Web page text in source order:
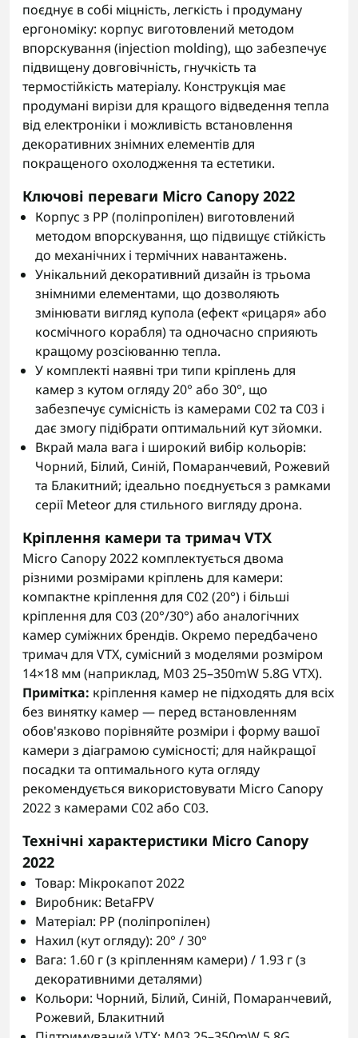
поєднує в собі міцність, легкість і продуману
ергономіку: корпус виготовлений методом
впорскування (injection molding), що забезпечує
підвищену довговічність, гнучкість та
термостійкість матеріалу. Конструкція має
продумані вирізи для кращого відведення тепла
від електроніки і можливість встановлення
декоративних знімних елементів для
покращеного охолодження та естетики.
Ключові переваги Micro Canopy 2022
Корпус з PP (поліпропілен) виготовлений
методом впорскування, що підвищує стійкість
до механічних і термічних навантажень.
Унікальний декоративний дизайн із трьома
знімними елементами, що дозволяють
змінювати вигляд купола (ефект «рицаря» або
космічного корабля) та одночасно сприяють
кращому розсіюванню тепла.
У комплекті наявні три типи кріплень для
камер з кутом огляду 20° або 30°, що
забезпечує сумісність із камерами C02 та C03 і
дає змогу підібрати оптимальний кут зйомки.
Вкрай мала вага і широкий вибір кольорів:
Чорний, Білий, Синій, Помаранчевий, Рожевий
та Блакитний; ідеально поєднується з рамками
серії Meteor для стильного вигляду дрона.
Кріплення камери та тримач VTX
Micro Canopy 2022 комплектується двома
різними розмірами кріплень для камери:
компактне кріплення для C02 (20°) і більші
кріплення для C03 (20°/30°) або аналогічних
камер суміжних брендів. Окремо передбачено
тримач для VTX, сумісний з моделями розміром
14×18 мм (наприклад, M03 25–350mW 5.8G VTX).
Примітка: кріплення камер не підходять для всіх
без винятку камер — перед встановленням
обов'язково порівняйте розміри і форму вашої
камери з діаграмою сумісності; для найкращої
посадки та оптимального кута огляду
рекомендується використовувати Micro Canopy
2022 з камерами C02 або C03.
Технічні характеристики Micro Canopy
2022
Товар: Мікрокапот 2022
Виробник: BetaFPV
Матеріал: PP (поліпропілен)
Нахил (кут огляду): 20° / 30°
Вага: 1.60 г (з кріпленням камери) / 1.93 г (з
декоративними деталями)
Кольори: Чорний, Білий, Синій, Помаранчевий,
Рожевий, Блакитний